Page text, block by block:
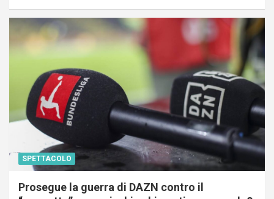
SPETTACOLO
Prosegue la guerra di DAZN contro il